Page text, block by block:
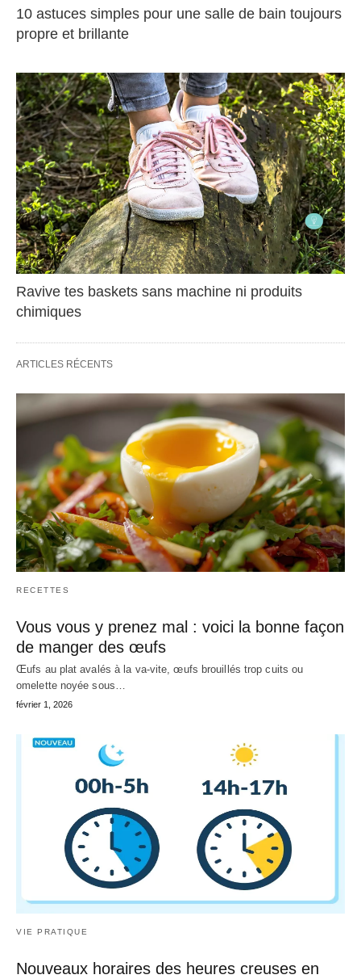
10 astuces simples pour une salle de bain toujours
propre et brillante
Ravive tes baskets sans machine ni produits
chimiques
ARTICLES RÉCENTS
RECETTES
Vous vous y prenez mal : voici la bonne façon
de manger des œufs
Œufs au plat avalés à la va-vite, œufs brouillés trop cuits ou
omelette noyée sous…
février 1, 2026
VIE PRATIQUE
Nouveaux horaires des heures creuses en